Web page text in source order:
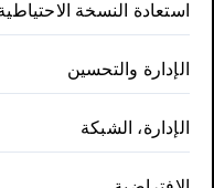
استعادة النسخة
الإدارة والتحسين
الإدارة، الشبكة